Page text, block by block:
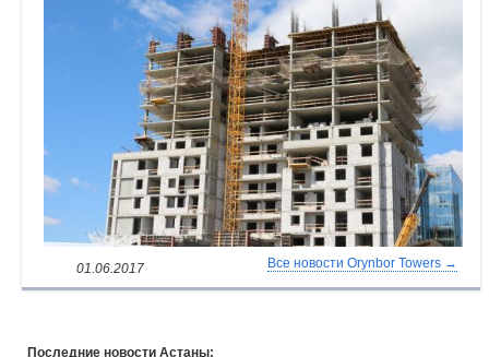
01.06.2017 Все новости Orynbor Towers →
Последние новости Астаны: